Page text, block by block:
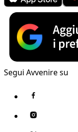
Segui Avvenire su